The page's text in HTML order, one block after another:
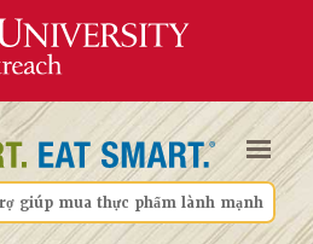
giúp mua thực phẩm lành mạnh